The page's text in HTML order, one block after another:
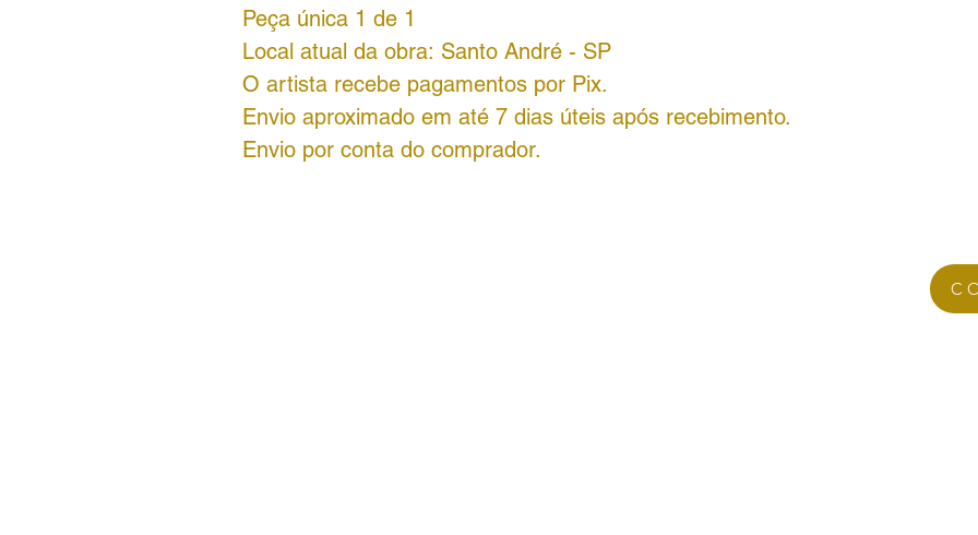
Peça única 1 de 1
Local atual da obra: Santo André - SP
O artista recebe pagamentos por Pix.
Envio aproximado em até 7 dias úteis após recebimento.
Envio por conta do comprador.